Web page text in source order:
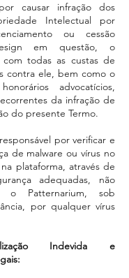
causar infração dos
Intelectual por
ou cessão
em questão, o
com todas as custas de
contra ele, bem como o
advocatícios,
da infração de
do presente Termo.
por verificar e
de malware ou vírus no
plataforma, através de
adequadas, não
o Patternarium, sob
por qualquer vírus
Indevida e